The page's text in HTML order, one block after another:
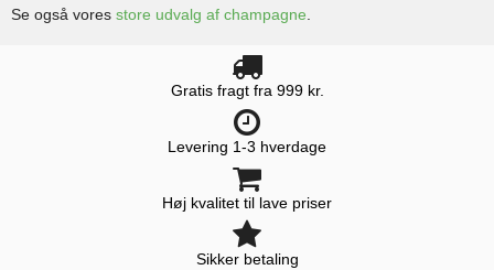
Se også vores store udvalg af champagne.
Gratis fragt fra 999 kr.
Levering 1-3 hverdage
Høj kvalitet til lave priser
Sikker betaling